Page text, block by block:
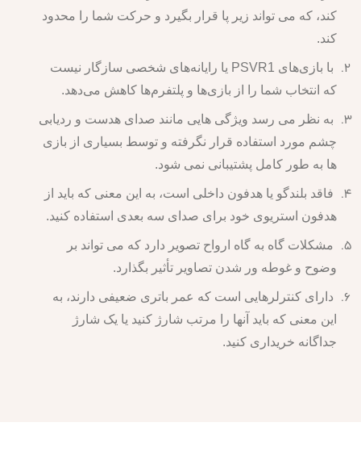
کند، که می تواند زیر پا قرار بگیرد و حرکت شما را محدود
کند.
با بازی‌های PSVR1 یا رایانه‌های شخصی سازگار نیست
که انتخاب شما را از بازی‌ها و پلتفرم‌ها کاهش می‌دهد.
به نظر می رسد ویژگی هایی مانند صدای هدست و ردیابی
چشم مورد استفاده قرار نگرفته و توسط بسیاری از بازی
ها به طور کامل پشتیبانی نمی شود.
فاقد بلندگو یا هدفون داخلی است، به این معنی که باید از
هدفون استریوی خود برای صدای سه بعدی استفاده کنید.
مشکلات گاه به گاه ارواح تصویر دارد که می تواند بر
وضوح و غوطه ور شدن تصاویر تأثیر بگذارد.
دارای کنترلرهایی است که عمر باتری ضعیفی دارند، به
این معنی که باید آنها را مرتب شارژ کنید یا یک شارژ
جداگانه خریداری کنید.